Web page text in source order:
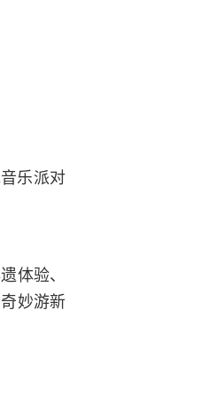
乐派对
体验、
妙游新